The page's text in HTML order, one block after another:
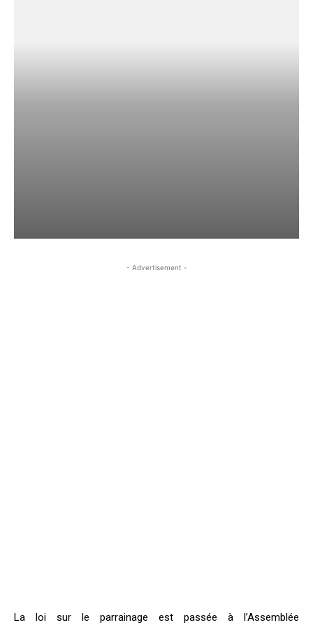
- Advertisement -
La loi sur le parrainage est passée à l’Assemblée